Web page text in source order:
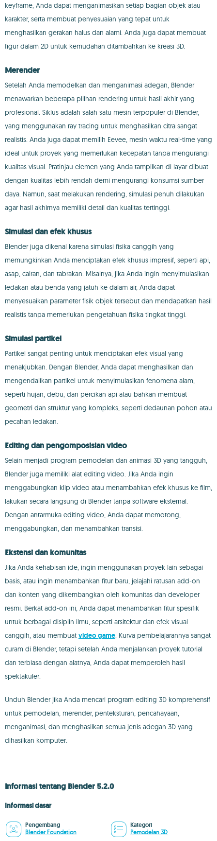
keyframe, Anda dapat menganimasikan setiap bagian objek atau
karakter, serta membuat penyesuaian yang tepat untuk
menghasilkan gerakan halus dan alami. Anda juga dapat membuat
figur dalam 2D untuk kemudahan ditambahkan ke kreasi 3D.
Merender
Setelah Anda memodelkan dan menganimasi adegan, Blender
menawarkan beberapa pilihan rendering untuk hasil akhir yang
profesional. Siklus adalah salah satu mesin terpopuler di Blender,
yang menggunakan ray tracing untuk menghasilkan citra sangat
realistis. Anda juga dapat memilih Eevee, mesin waktu real-time yang
ideal untuk proyek yang memerlukan kecepatan tanpa mengurangi
kualitas visual. Pratinjau elemen yang Anda tampilkan di layar dibuat
dengan kualitas lebih rendah demi mengurangi konsumsi sumber
daya. Namun, saat melakukan rendering, simulasi penuh dilakukan
agar hasil akhirnya memiliki detail dan kualitas tertinggi.
Simulasi dan efek khusus
Blender juga dikenal karena simulasi fisika canggih yang
memungkinkan Anda menciptakan efek khusus impresif, seperti api,
asap, cairan, dan tabrakan. Misalnya, jika Anda ingin menyimulasikan
ledakan atau benda yang jatuh ke dalam air, Anda dapat
menyesuaikan parameter fisik objek tersebut dan mendapatkan hasil
realistis tanpa memerlukan pengetahuan fisika tingkat tinggi.
Simulasi partikel
Partikel sangat penting untuk menciptakan efek visual yang
menakjubkan. Dengan Blender, Anda dapat menghasilkan dan
mengendalikan partikel untuk menyimulasikan fenomena alam,
seperti hujan, debu, dan percikan api atau bahkan membuat
geometri dan struktur yang kompleks, seperti dedaunan pohon atau
pecahan ledakan.
Editing dan pengomposisian video
Selain menjadi program pemodelan dan animasi 3D yang tangguh,
Blender juga memiliki alat editing video. Jika Anda ingin
menggabungkan klip video atau menambahkan efek khusus ke film,
lakukan secara langsung di Blender tanpa software eksternal.
Dengan antarmuka editing video, Anda dapat memotong,
menggabungkan, dan menambahkan transisi.
Ekstensi dan komunitas
Jika Anda kehabisan ide, ingin menggunakan proyek lain sebagai
basis, atau ingin menambahkan fitur baru, jelajahi ratusan add-on
dan konten yang dikembangkan oleh komunitas dan developer
resmi. Berkat add-on ini, Anda dapat menambahkan fitur spesifik
untuk berbagai disiplin ilmu, seperti arsitektur dan efek visual
canggih, atau membuat video game. Kurva pembelajarannya sangat
curam di Blender, tetapi setelah Anda menjalankan proyek tutorial
dan terbiasa dengan alatnya, Anda dapat memperoleh hasil
spektakuler.
Unduh Blender jika Anda mencari program editing 3D komprehensif
untuk pemodelan, merender, penteksturan, pencahayaan,
menganimasi, dan menghasilkan semua jenis adegan 3D yang
dihasilkan komputer.
Informasi tentang Blender 5.2.0
Informasi dasar
Pengembang
Blender Foundation
Kategori
Pemodelan 3D